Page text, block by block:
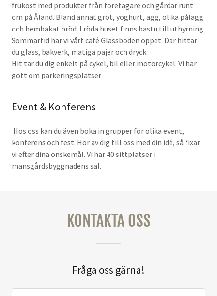
frukost med produkter från företagare och gårdar runt
om på Åland. Bland annat gröt, yoghurt, ägg, olika pålägg
och hembakat bröd. I röda huset finns bastu till uthyrning.
Sommartid har vi vårt café Glassboden öppet. Där hittar
du glass, bakverk, matiga pajer och dryck.
Hit tar du dig enkelt på cykel, bil eller motorcykel. Vi har
gott om parkeringsplatser
Event & Konferens
Hos oss kan du även boka in grupper för olika event,
konferens och fest. Hör av dig till oss med din idé, så fixar
vi efter dina önskemål. Vi har 40 sittplatser i
mansgårdsbyggnadens sal.
KONTAKTA OSS
Fråga oss gärna!